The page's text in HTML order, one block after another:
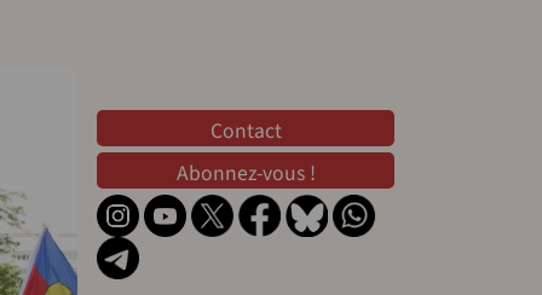
Contact
Abonnez-vous !